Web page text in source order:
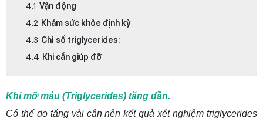
Vận động
Khám sức khỏe định kỳ
Chỉ số triglycerides:
Khi cần giúp đỡ
Khi mỡ máu (Triglycerides) tăng dần.
Có thể do tăng vài cân nên kết quả xét nghiệm triglycerides